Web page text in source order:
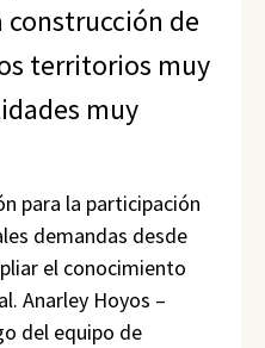
construcción de
territorios muy
muy
para la participación
demandas desde
el conocimiento
Anarley Hoyos –
del equipo de